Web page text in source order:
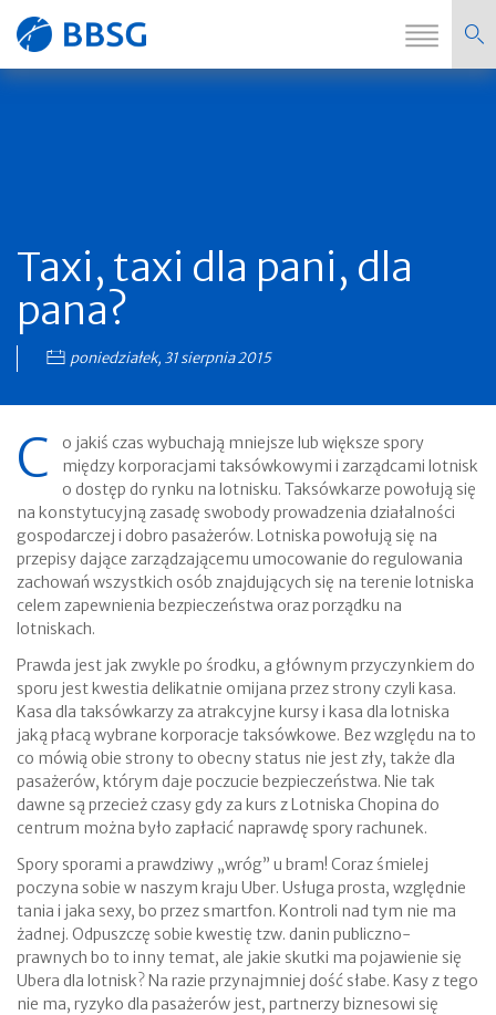
Strona
Taxi, taxi dla pani, dla
pana?
poniedziałek, 31 sierpnia 2015
C
o jakiś czas wybuchają mniejsze lub większe spory
między korporacjami taksówkowymi i zarządcami lotnisk
o dostęp do rynku na lotnisku. Taksówkarze powołują się
na konstytucyjną zasadę swobody prowadzenia działalności
gospodarczej i dobro pasażerów. Lotniska powołują się na
przepisy dające zarządzającemu umocowanie do regulowania
zachowań wszystkich osób znajdujących się na terenie lotniska
celem zapewnienia bezpieczeństwa oraz porządku na
lotniskach.
Prawda jest jak zwykle po środku, a głównym przyczynkiem do
sporu jest kwestia delikatnie omijana przez strony czyli kasa.
Kasa dla taksówkarzy za atrakcyjne kursy i kasa dla lotniska
jaką płacą wybrane korporacje taksówkowe. Bez względu na to
co mówią obie strony to obecny status nie jest zły, także dla
pasażerów, którym daje poczucie bezpieczeństwa. Nie tak
dawne są przecież czasy gdy za kurs z Lotniska Chopina do
centrum można było zapłacić naprawdę spory rachunek.
Spory sporami a prawdziwy „wróg” u bram! Coraz śmielej
poczyna sobie w naszym kraju Uber. Usługa prosta, względnie
tania i jaka sexy, bo przez smartfon. Kontroli nad tym nie ma
żadnej. Odpuszczę sobie kwestię tzw. danin publiczno-
prawnych bo to inny temat, ale jakie skutki ma pojawienie się
Ubera dla lotnisk? Na razie przynajmniej dość słabe. Kasy z tego
nie ma, ryzyko dla pasażerów jest, partnerzy biznesowi się